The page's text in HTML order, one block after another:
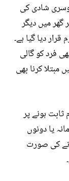
شادی کی
گھر میں دیگر
دیا گیا ہے۔
فرد کو گالی
مبتلا کرنا بھی
مطابق جرم ثابت ہونے پر
یا دونوں
کی صورت